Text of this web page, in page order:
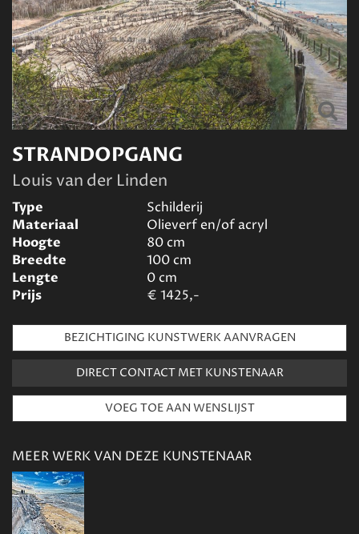
STRANDOPGANG
Louis van der Linden
Type
Schilderij
Materiaal
Olieverf en/of acryl
Hoogte
80cm
Breedte
100cm
Lengte
0cm
Prijs
€ 1425,-
BEZICHTIGING KUNSTWERK AANVRAGEN
DIRECT CONTACT MET KUNSTENAAR
MEER WERK VAN DEZE KUNSTENAAR